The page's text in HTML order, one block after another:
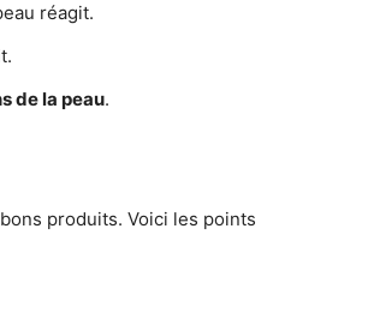
réagit.
de la peau.
produits. Voici les points